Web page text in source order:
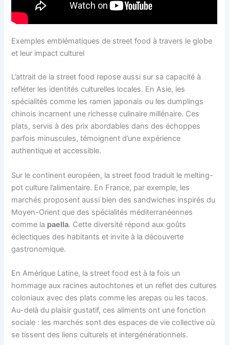
Exemples emblématiques de street food à travers le globe
et leur impact culturel
L’attrait de la street food repose aussi sur sa capacité à
refléter les identités culturelles locales. En Asie, les
spécialités comme les ramen japonais ou les dumplings
chinois incarnent une richesse culinaire millénaire. Ces
plats, servis à des prix abordables dans des échoppes
parfois minuscules, témoignent d’une expérience
authentique et accessible.
Sur le continent européen, la street food traduit le melting-
pot culture l’alimentaire. En France, par exemple, les
marchés proposent aussi bien des sandwiches inspirés du
Moyen-Orient que des spécialités méditerranéennes
comme la paella. Cette diversité répond aux goûts
éclectiques des habitants et invite à la découverte
gastronomique.
En Amérique Latine, la street food est à la fois un
hommage aux racines autochtones et un reflet des cultures
coloniaux avec des plats comme les arepas ou les tacos.
Au-delà du plaisir gustatif, ces aliments ont une fonction
sociale : les marchés sont des espaces de vie collective où
se tissent des liens culturels et intergénérationnels.